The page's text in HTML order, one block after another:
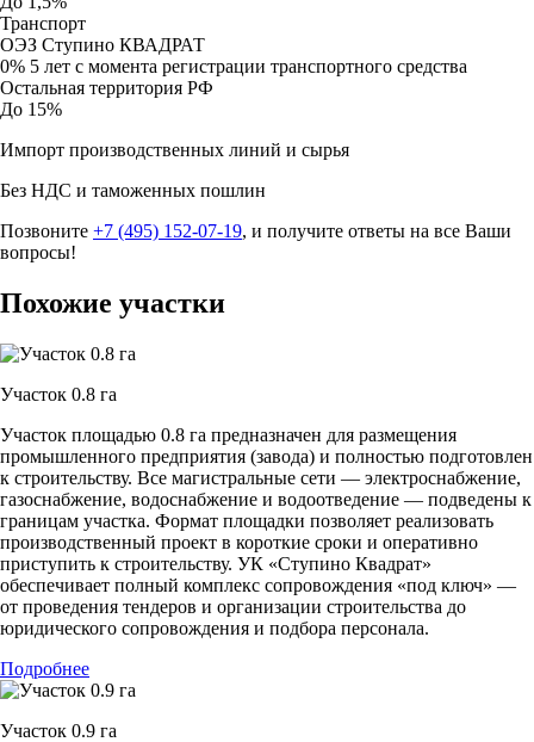
Транспорт
ОЭЗ Ступино КВАДРАТ
0% 5 лет с момента регистрации транспортного средства
Остальная территория РФ
До 15%
Импорт производственных линий и сырья
Без НДС и таможенных пошлин
Позвоните +7 (495) 152-07-19, и получите ответы на все Ваши
вопросы!
Похожие участки
Участок 0.8 га
Участок площадью 0.8 га предназначен для размещения
промышленного предприятия (завода) и полностью подготовлен
к строительству. Все магистральные сети — электроснабжение,
газоснабжение, водоснабжение и водоотведение — подведены к
границам участка. Формат площадки позволяет реализовать
производственный проект в короткие сроки и оперативно
приступить к строительству. УК «Ступино Квадрат»
обеспечивает полный комплекс сопровождения «под ключ» —
от проведения тендеров и организации строительства до
юридического сопровождения и подбора персонала.
Подробнее
Участок 0.9 га